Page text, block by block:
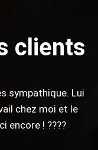
clients
à l'écoute et
Travail rapide,
pas déléguer